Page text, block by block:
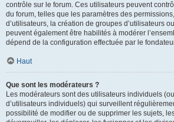
contrôle sur le forum. Ces utilisateurs peuvent
du forum, telles que les paramètres des
d’utilisateurs, la création de groupes d’utilisateurs
peuvent également être habilités à modérer
dépend de la configuration effectuée par le
Haut
Que sont les modérateurs ?
Les modérateurs sont des utilisateurs individuels
d’utilisateurs individuels) qui surveillent
possibilité de modifier ou de supprimer les sujets,